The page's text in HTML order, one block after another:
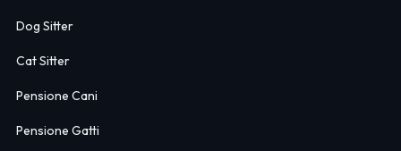
Dog Sitter
Cat Sitter
Pensione Cani
Pensione Gatti